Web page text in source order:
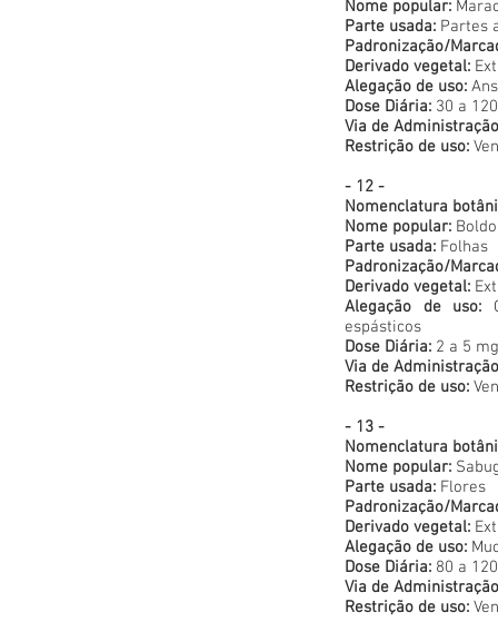
Nome popular:
Parte usada: Partes
Padronização/
Derivado vegetal:
Alegação de uso:
Dose Diária: 30 a
Via de
Restrição de uso:
- 12 -
Nomenclatura
Nome popular:
Parte usada: Folhas
Padronização/
Derivado vegetal:
Alegação de uso:
espásticos
Dose Diária: 2 a 5
Via de
Restrição de uso:
- 13 -
Nomenclatura
Nome popular:
Parte usada: Flores
Padronização/
Derivado vegetal:
Alegação de uso:
Dose Diária: 80 a
Via de
Restrição de uso: